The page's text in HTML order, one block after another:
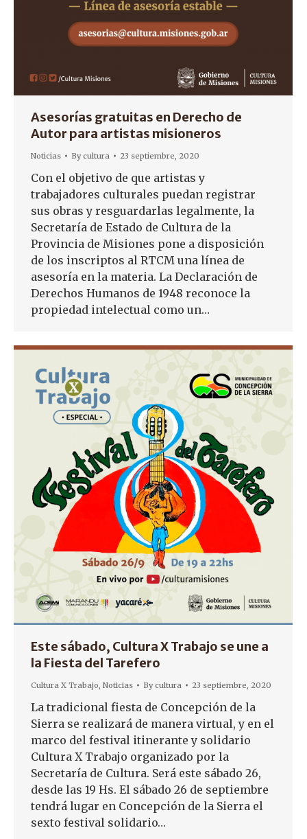
Asesorías gratuitas en Derecho de
Autor para artistas misioneros
Noticias Bycultura 23 septiembre, 2020
Con el objetivo de que artistas y
trabajadores culturales puedan registrar
sus obras y resguardarlas legalmente, la
Secretaría de Estado de Cultura de la
Provincia de Misiones pone a disposición
de los inscriptos al RTCM una línea de
asesoría en la materia. La Declaración de
Derechos Humanos de 1948 reconoce la
propiedad intelectual como un…
Este sábado, Cultura X Trabajo se une a
la Fiesta del Tarefero
Cultura X Trabajo, Noticias Bycultura 23 septiembre, 2020
La tradicional fiesta de Concepción de la
Sierra se realizará de manera virtual, y en el
marco del festival itinerante y solidario
Cultura X Trabajo organizado por la
Secretaría de Cultura. Será este sábado 26,
desde las 19 Hs. El sábado 26 de septiembre
tendrá lugar en Concepción de la Sierra el
sexto festival solidario…